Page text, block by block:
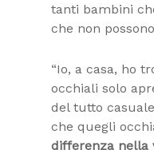
tanti bambini
che non
“Io, a casa, ho
occhiali solo
del tutto
che quegli
differenza nella